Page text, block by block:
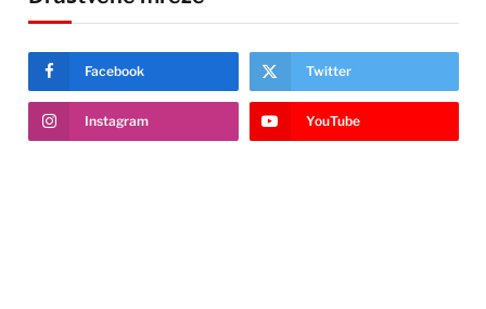
Facebook Twitter
Instagram YouTube